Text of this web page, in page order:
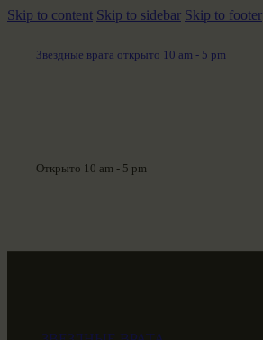
Skip to content Skip to sidebar Skip to footer
Звездные врата открыто 10 am - 5 pm
Открыто 10 am - 5 pm